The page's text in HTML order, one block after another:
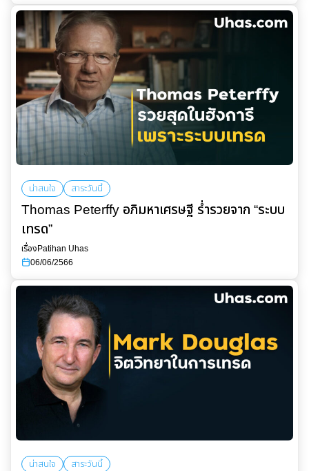
น่าสนใจ สาระวันนี้
Thomas Peterffy อภิมหาเศรษฐี ร่ำรวยจาก “ระบบ
เทรด”
เรื่องPatihan Uhas
06/06/2566
น่าสนใจ สาระวันนี้